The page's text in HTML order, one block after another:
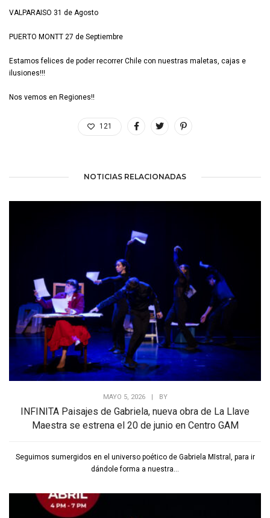
VALPARAISO 31 de Agosto
PUERTO MONTT 27 de Septiembre
Estamos felices de poder recorrer Chile con nuestras maletas, cajas e
ilusiones!!!
Nos vemos en Regiones!!
121
NOTICIAS RELACIONADAS
MAYO 5, 2026 | BY
INFINITA Paisajes de Gabriela, nueva obra de La Llave
Maestra se estrena el 20 de junio en Centro GAM
Seguimos sumergidos en el universo poético de Gabriela MIstral, para ir
dándole forma a nuestra...